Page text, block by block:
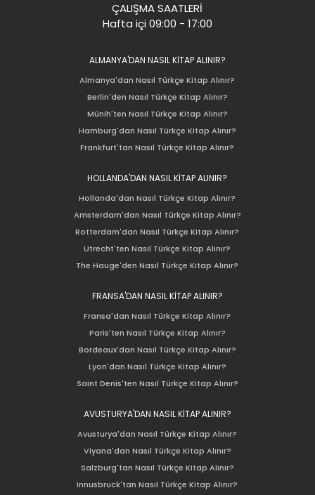
ÇALIŞMA SAATLERİ
Hafta içi 09:00 - 17:00
ALMANYA'DAN NASIL KİTAP ALINIR?
Almanya'dan Nasıl Türkçe Kitap Alınır?
Berlin'den Nasıl Türkçe Kitap Alınır?
Münih'ten Nasıl Türkçe Kitap Alınır?
Hamburg'dan Nasıl Türkçe Kitap Alınır?
Frankfurt'tan Nasıl Türkçe Kitap Alınır?
HOLLANDA'DAN NASIL KİTAP ALINIR?
Hollanda'dan Nasıl Türkçe Kitap Alınır?
Amsterdam'dan Nasıl Türkçe Kitap Alınır?
Rotterdam'dan Nasıl Türkçe Kitap Alınır?
Utrecht'ten Nasıl Türkçe Kitap Alınır?
The Hauge'den Nasıl Türkçe Kitap Alınır?
FRANSA'DAN NASIL KİTAP ALINIR?
Fransa'dan Nasıl Türkçe Kitap Alınır?
Paris'ten Nasıl Türkçe Kitap Alınır?
Bordeaux'dan Nasıl Türkçe Kitap Alınır?
Lyon'dan Nasıl Türkçe Kitap Alınır?
Saint Denis'ten Nasıl Türkçe Kitap Alınır?
AVUSTURYA'DAN NASIL KİTAP ALINIR?
Avusturya'dan Nasıl Türkçe Kitap Alınır?
Viyana'dan Nasıl Türkçe Kitap Alınır?
Salzburg'tan Nasıl Türkçe Kitap Alınır?
Innusbruck'tan Nasıl Türkçe Kitap Alınır?